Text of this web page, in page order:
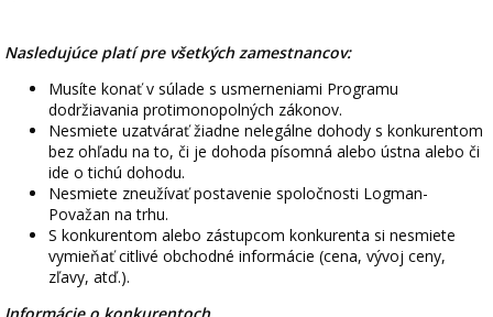
Nasledujúce platí pre všetkých zamestnancov:
Musíte konať v súlade s usmerneniami Programu
dodržiavania protimonopolných zákonov.
Nesmiete uzatvárať žiadne nelegálne dohody s konkurentom
bez ohľadu na to, či je dohoda písomná alebo ústna alebo či
ide o tichú dohodu.
Nesmiete zneužívať postavenie spoločnosti Logman-
Považan na trhu.
S konkurentom alebo zástupcom konkurenta si nesmiete
vymieňať citlivé obchodné informácie (cena, vývoj ceny,
zľavy, atď.).